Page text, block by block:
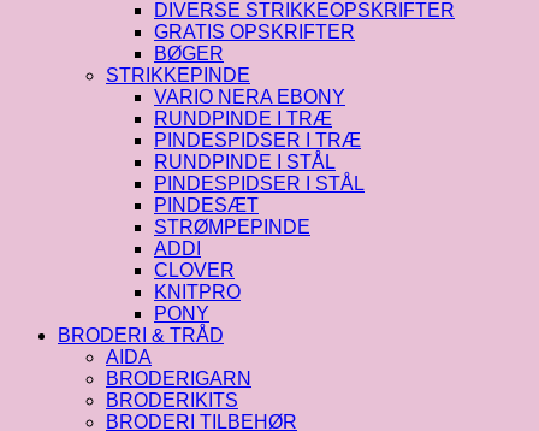
DIVERSE STRIKKEOPSKRIFTER
GRATIS OPSKRIFTER
BØGER
STRIKKEPINDE
VARIO NERA EBONY
RUNDPINDE I TRÆ
PINDESPIDSER I TRÆ
RUNDPINDE I STÅL
PINDESPIDSER I STÅL
PINDESÆT
STRØMPEPINDE
ADDI
CLOVER
KNITPRO
PONY
BRODERI & TRÅD
AIDA
BRODERIGARN
BRODERIKITS
BRODERI TILBEHØR